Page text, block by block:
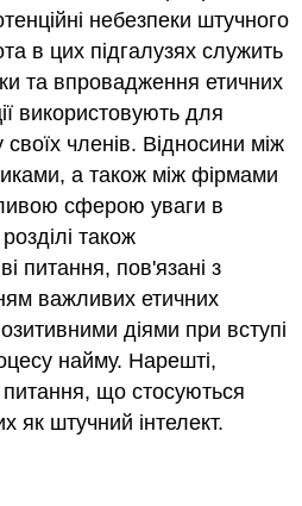
небезпеки штучного
в цих підгалузях служить
та впровадження етичних
використовують для
своїх членів. Відносини між
а також між фірмами
сферою уваги в
також
питання, пов'язані з
важливих етичних
діями при вступі
найму. Нарешті,
питання, що стосуються
як штучний інтелект.